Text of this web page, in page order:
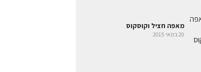
מאפה חציל וקוסקוס
20 במאי 2015